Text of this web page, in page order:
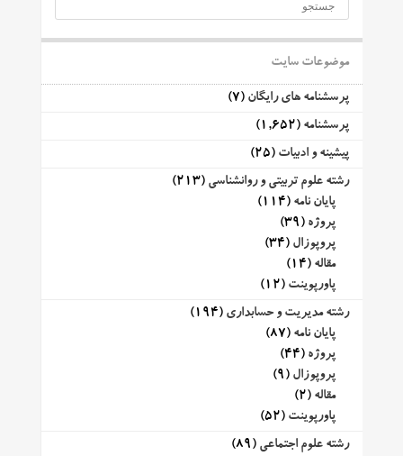
موضوعات سایت
پرسشنامه های رایگان (7)
پرسشنامه (1,652)
پیشینه و ادبیات (25)
رشته علوم تربیتی و روانشناسی (213)
پایان نامه (114)
پروژه (39)
پروپوزال (34)
مقاله (14)
پاورپوینت (12)
رشته مدیریت و حسابداری (194)
پایان نامه (87)
پروژه (44)
پروپوزال (9)
مقاله (2)
پاورپوینت (52)
رشته علوم اجتماعی (89)